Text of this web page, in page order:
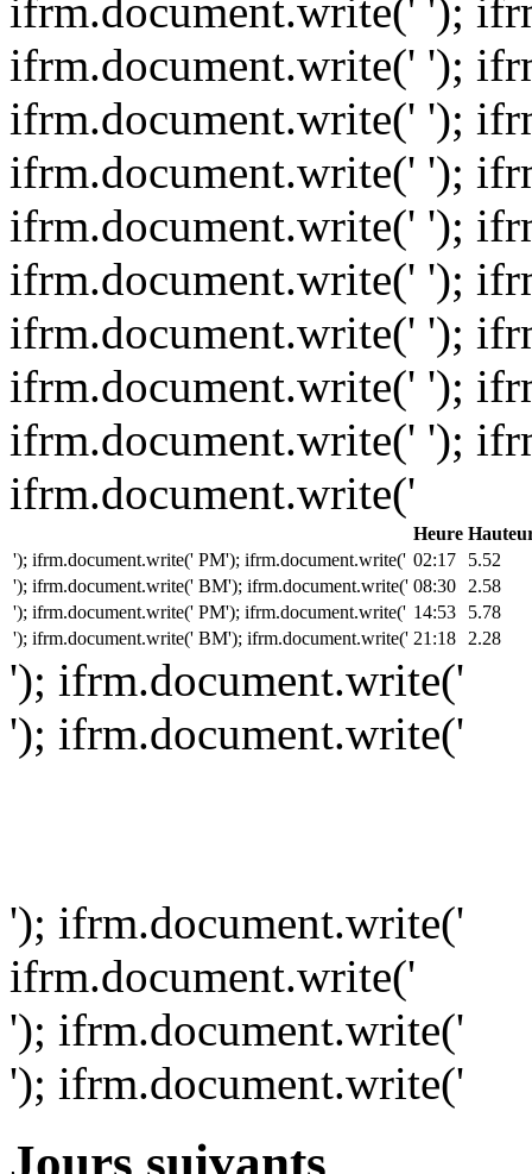
ifrm.document.write(' ');
ifrm.document.write(' ');
ifrm.document.write(' ');
ifrm.document.write(' ');
ifrm.document.write(' ');
ifrm.document.write(' ');
ifrm.document.write(' ');
ifrm.document.write(' ');
ifrm.document.write(' ');
ifrm.document.write('
Heure
'); ifrm.document.write(' PM'); ifrm.document.write(' 02:17
5.52
'); ifrm.document.write(' BM'); ifrm.document.write(' 08:30
2.58
'); ifrm.document.write(' PM'); ifrm.document.write(' 14:53
5.78
'); ifrm.document.write(' BM'); ifrm.document.write(' 21:18 2.28
'); ifrm.document.write('
'); ifrm.document.write('
'); ifrm.document.write('
ifrm.document.write('
'); ifrm.document.write('
'); ifrm.document.write('
Jours suivants